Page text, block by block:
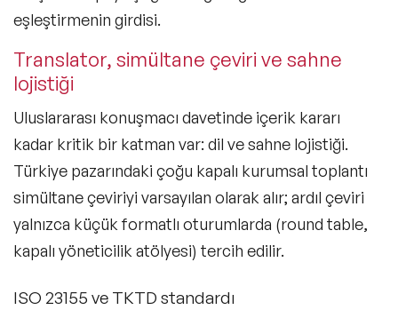
eşleştirmenin girdisi.
Translator, simültane çeviri ve sahne
lojistiği
Uluslararası konuşmacı davetinde içerik kararı
kadar kritik bir katman var: dil ve sahne lojistiği.
Türkiye pazarındaki çoğu kapalı kurumsal toplantı
simültane çeviriyi varsayılan olarak alır; ardıl çeviri
yalnızca küçük formatlı oturumlarda (round table,
kapalı yöneticilik atölyesi) tercih edilir.
ISO 23155 ve TKTD standardı
Master Class-Yönetim & Strateji
Deneyim Odaklı & Eğlenceli Çözümler
Masters of Ceremony (Program Sunucusu)
Moderatörler
MC & Presenters